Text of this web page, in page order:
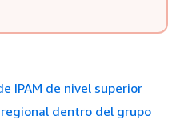
IPAM de nivel superior
regional dentro del grupo